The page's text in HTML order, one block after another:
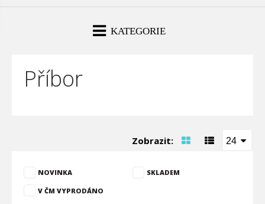
KATEGORIE
Příbor
Zobrazit: 24
NOVINKA SKLADEM
V ČM VYPRODÁNO